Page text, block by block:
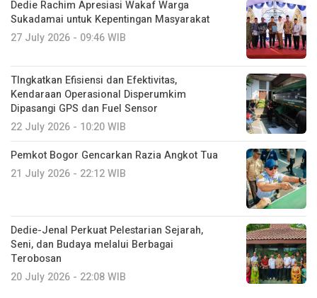
Dedie Rachim Apresiasi Wakaf Warga
Sukadamai untuk Kepentingan Masyarakat
27 July 2026 - 09:46 WIB
TIngkatkan Efisiensi dan Efektivitas,
Kendaraan Operasional Disperumkim
Dipasangi GPS dan Fuel Sensor
22 July 2026 - 10:20 WIB
Pemkot Bogor Gencarkan Razia Angkot Tua
21 July 2026 - 22:12 WIB
Dedie-Jenal Perkuat Pelestarian Sejarah,
Seni, dan Budaya melalui Berbagai
Terobosan
20 July 2026 - 22:08 WIB